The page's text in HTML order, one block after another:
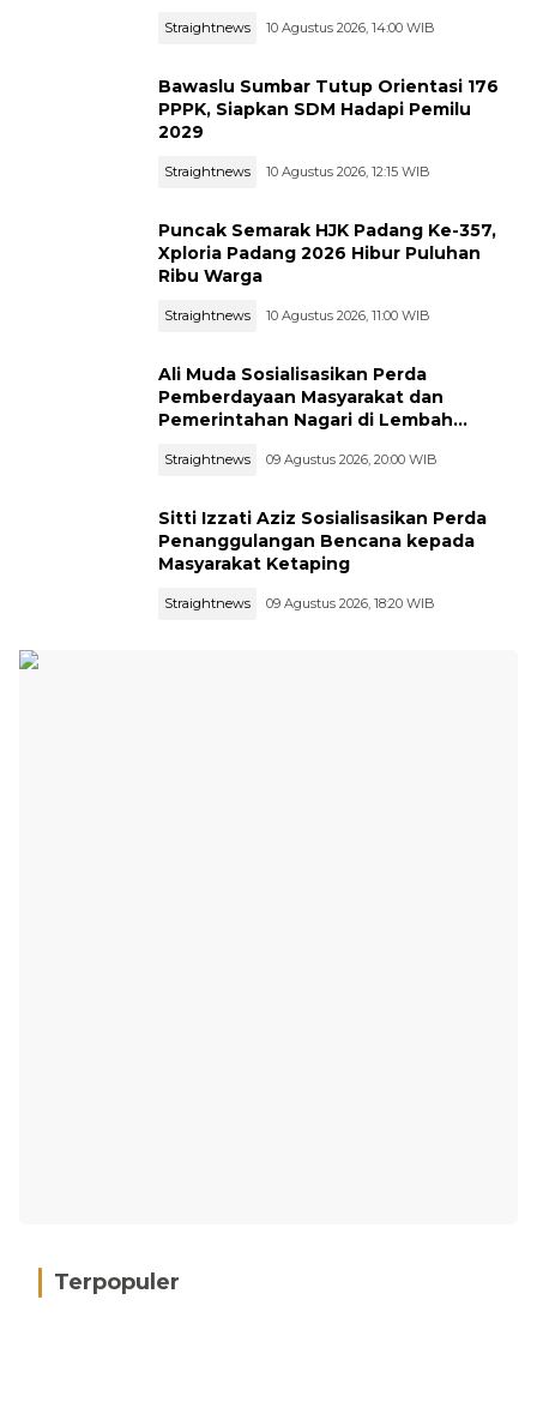
Straightnews 10 Agustus 2026, 14:00 WIB
Bawaslu Sumbar Tutup Orientasi 176
PPPK, Siapkan SDM Hadapi Pemilu
2029
Straightnews 10 Agustus 2026, 12:15 WIB
Puncak Semarak HJK Padang Ke-357,
Xploria Padang 2026 Hibur Puluhan
Ribu Warga
Straightnews 10 Agustus 2026, 11:00 WIB
Ali Muda Sosialisasikan Perda
Pemberdayaan Masyarakat dan
Pemerintahan Nagari di Lembah
Straightnews 09 Agustus 2026, 20:00 WIB
Sitti Izzati Aziz Sosialisasikan Perda
Penanggulangan Bencana kepada
Masyarakat Ketaping
Straightnews 09 Agustus 2026, 18:20 WIB
Terpopuler